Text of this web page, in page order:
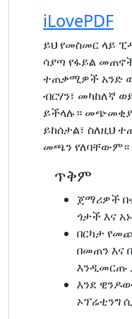
iLovePDF
ይህ የመስመር ላይ
ሳያጣ የፋይል
ተጠቃሚዎች አንድ
ብርሃን፣ መካከለኛ
ይችላሉ።
ይከሰታል፣ ስለዚህ
መጫን የለባቸውም።
ጥቅም
ጀማሪዎች
ጎታች እና
በርካታ
በመጠን እና
እንዲመርጡ
እንደ
ኦፕሬቲንግ